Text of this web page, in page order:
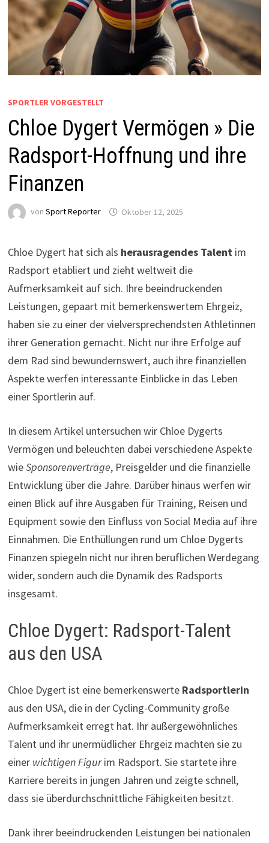
SPORTLER VORGESTELLT
Chloe Dygert Vermögen » Die
Radsport-Hoffnung und ihre
Finanzen
von Sport Reporter Oktober 12, 2025
Chloe Dygert hat sich als herausragendes Talentim
Radsport etabliert und zieht weltweit die
Aufmerksamkeit auf sich. Ihre beeindruckenden
Leistungen, gepaart mit bemerkenswertem Ehrgeiz,
haben sie zu einer der vielversprechendsten Athletinnen
ihrer Generation gemacht. Nicht nur ihre Erfolge auf
dem Rad sind bewundernswert, auch ihre finanziellen
Aspekte werfen interessante Einblicke in das Leben
einer Sportlerin auf.
In diesem Artikel untersuchen wir Chloe Dygerts
Vermögen und beleuchten dabei verschiedene Aspekte
wieSponsorenverträge, Preisgelder und die finanzielle
Entwicklung über die Jahre. Darüber hinaus werfen wir
einen Blick auf ihre Ausgaben für Training, Reisen und
Equipment sowie den Einfluss von Social Media auf ihre
Einnahmen. Die Enthüllungen rund um Chloe Dygerts
Finanzen spiegeln nicht nur ihren beruflichen Werdegang
wider, sondern auch die Dynamik des Radsports
insgesamt.
Chloe Dygert: Radsport-Talent
aus den USA
Chloe Dygert ist eine bemerkenswerte Radsportlerin
aus den USA, die in der Cycling-Community große
Aufmerksamkeit erregt hat. Ihr außergewöhnliches
Talent und ihr unermüdlicher Ehrgeiz machten sie zu
einer wichtigen Figurim Radsport. Sie startete ihre
Karriere bereits in jungen Jahren und zeigte schnell,
dass sie überdurchschnittliche Fähigkeiten besitzt.
Dank ihrer beeindruckenden Leistungen bei nationalen